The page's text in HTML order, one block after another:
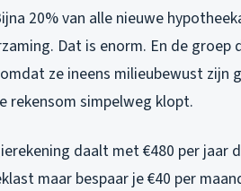
20% van alle nieuwe
Dat is enorm. En de groep
ze ineens milieubewust zijn
rekensom simpelweg klopt.
daalt met €480 per jaar
maar bespaar je €40 per